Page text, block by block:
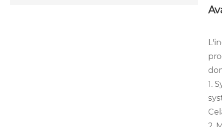
1.